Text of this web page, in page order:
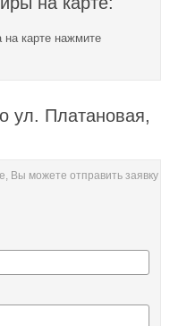
на карте нажмите
ул. Платановая,
можете отправить заявку